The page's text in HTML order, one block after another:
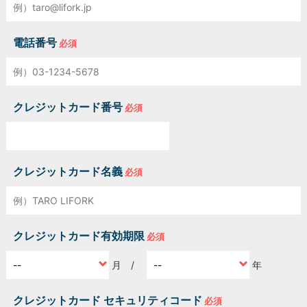
電話番号 必須
クレジットカード番号 必須
クレジットカード名義 必須
クレジットカード有効期限 必須
月 / 年
クレジットカード セキュリティコード 必須